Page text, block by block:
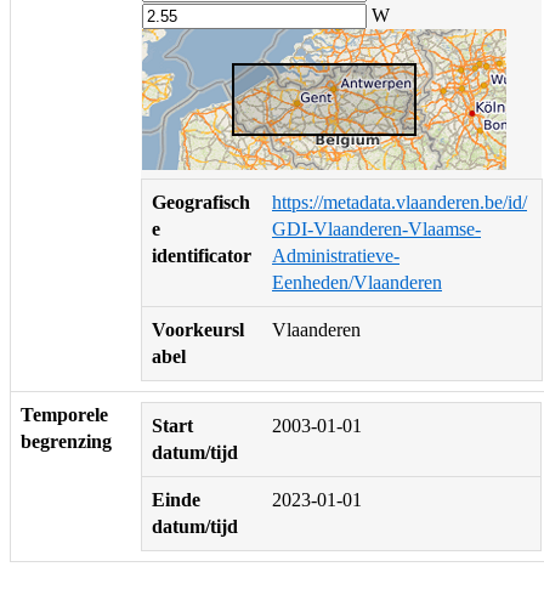
W
Geografisch
e
identificator
https://metadata.vlaanderen.be/id/
GDI-Vlaanderen-Vlaamse-
Administratieve-
Eenheden/Vlaanderen
Voorkeursl
abel
Vlaanderen
Temporele
begrenzing
Start
datum/tijd
2003-01-01
Einde
datum/tijd
2023-01-01